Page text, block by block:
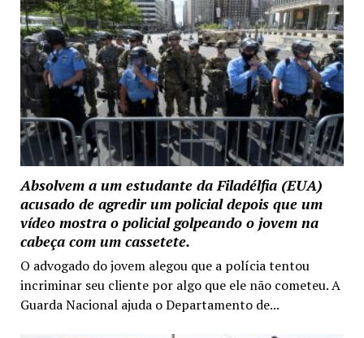
Absolvem a um estudante da Filadélfia (EUA)
acusado de agredir um policial depois que um
vídeo mostra o policial golpeando o jovem na
cabeça com um cassetete.
O advogado do jovem alegou que a polícia tentou
incriminar seu cliente por algo que ele não cometeu. A
Guarda Nacional ajuda o Departamento de...